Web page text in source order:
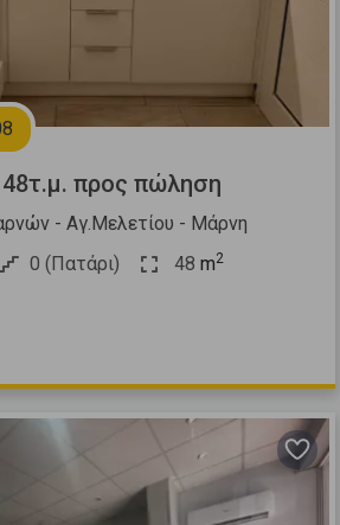
προς πώληση
- Αγ.Μελετίου - Μάρνη
0 (Πατάρι) 48 m2